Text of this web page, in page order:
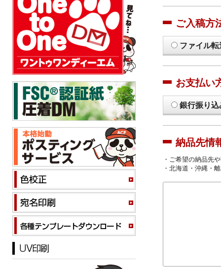
ご入稿方
ファイル
お支払い
銀行振り込
納品先情
・ご希望の納品先
・北海道・沖縄・